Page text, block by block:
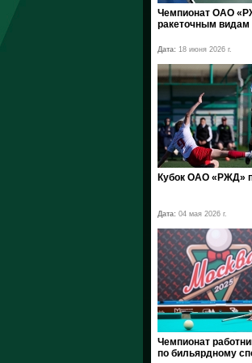
Чемпионат ОАО
ракеточным видам
Дата: 18 июня 2026 г.
Кубок ОАО «РЖД»
Дата: 04 мая 2026 г.
Чемпионат
по бильярдному